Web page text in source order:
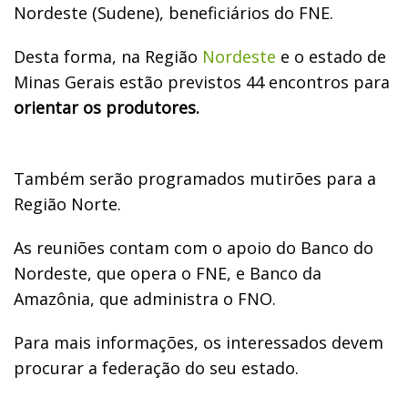
Nordeste (Sudene), beneficiários do FNE.
Desta forma, na Região Nordeste e o estado de
Minas Gerais estão previstos 44 encontros para
orientar os produtores.
Também serão programados mutirões para a
Região Norte.
As reuniões contam com o apoio do Banco do
Nordeste, que opera o FNE, e Banco da
Amazônia, que administra o FNO.
Para mais informações, os interessados devem
procurar a federação do seu estado.